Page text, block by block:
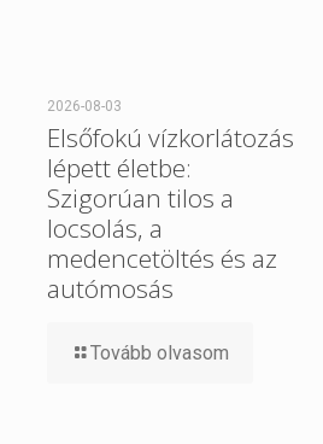
2026-08-03
Elsőfokú vízkorlátozás
lépett életbe:
Szigorúan tilos a
locsolás, a
medencetöltés és az
autómosás
Tovább olvasom